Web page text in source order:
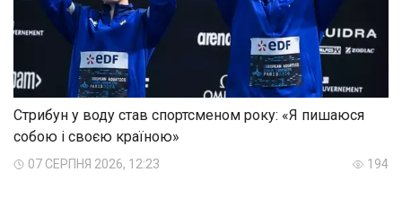
Стрибун у воду став спортсменом року: «Я пишаюся
собою і своєю країною»
07 СЕРПНЯ 2026, 12:23 194